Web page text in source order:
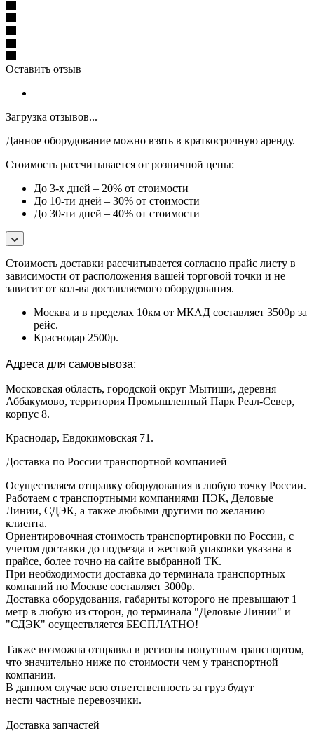
Оставить отзыв
Загрузка отзывов...
Данное оборудование можно взять в краткосрочную аренду.
Стоимость рассчитывается от розничной цены:
До 3-х дней – 20% от стоимости
До 10-ти дней – 30% от стоимости
До 30-ти дней – 40% от стоимости
Стоимость доставки расcчитывается согласно прайс листу в
зависимости от расположения вашей торговой точки и не
зависит от кол-ва доставляемого оборудования.
Москва и в пределах 10км от МКАД составляет 3500р за
рейс.
Краснодар 2500р.
Адреса для самовывоза:
Московская область, городской округ Мытищи, деревня
Аббакумово, территория Промышленный Парк Реал-Север,
корпус 8.
Краснодар, Евдокимовская 71.
Доставка по России транспортной компанией
Осуществляем отправку оборудования в любую точку России.
Работаем с транспортными компаниями ПЭК, Деловые
Линии, СДЭК, а также любыми другими по желанию
клиента.
Ориентировочная стоимость транспортировки по России, с
учетом доставки до подъезда и жесткой упаковки указана в
прайсе, более точно на сайте выбранной ТК.
При необходимости доставка до терминала транспортных
компаний по Москве составляет 3000р.
Доставка оборудования, габариты которого не превышают 1
метр в любую из сторон, до терминала "Деловые Линии" и
"СДЭК" осуществляется БЕСПЛАТНО!
Также возможна отправка в регионы попутным транспортом,
что значительно ниже по стоимости чем у транспортной
компании.
В данном случае всю ответственность за груз будут
нести частные перевозчики.
Доставка запчастей